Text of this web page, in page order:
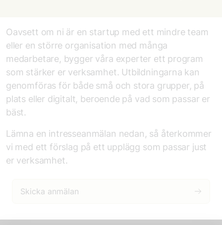
Oavsett om ni är en startup med ett mindre team
eller en större organisation med många
medarbetare, bygger våra experter ett program
som stärker er verksamhet. Utbildningarna kan
genomföras för både små och stora grupper, på
plats eller digitalt, beroende på vad som passar er
bäst.
Lämna en intresseanmälan nedan, så återkommer
vi med ett förslag på ett upplägg som passar just
er verksamhet.
Skicka anmälan